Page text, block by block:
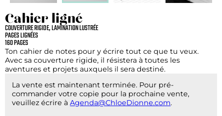
Cahier ligné
COUVERTURE RIGIDE, LAMINATION LUSTRÉE
PAGES LIGNÉES
160 PAGES
Ton cahier de notes pour y écrire tout ce que tu veux.
Avec sa couverture rigide, il résistera à toutes les
aventures et projets auxquels il sera destiné.
La vente est maintenant terminée. Pour pré-
commander votre copie pour la prochaine vente,
veuillez écrire àAgenda@ChloeDionne.com.